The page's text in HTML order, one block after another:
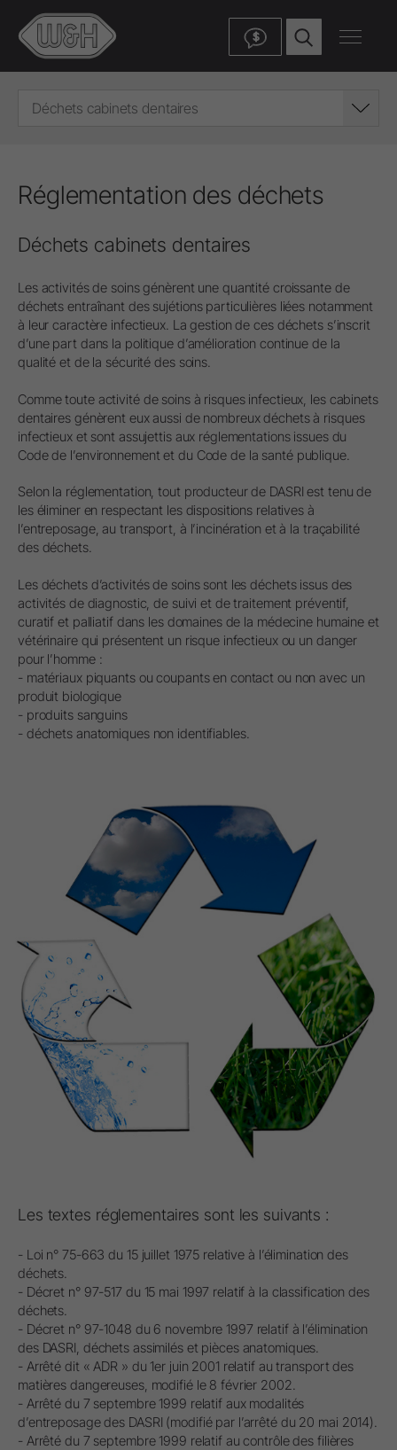
$
Déchets cabinets dentaires
Réglementation des déchets
Déchets cabinets dentaires
Les activités de soins génèrent une quantité croissante de
déchets entraînant des sujétions particulières liées notamment
à leur caractère infectieux. La gestion de ces déchets s’inscrit
d’une part dans la politique d’amélioration continue de la
qualité et de la sécurité des soins.
Comme toute activité de soins à risques infectieux, les cabinets
dentaires génèrent eux aussi de nombreux déchets à risques
infectieux et sont assujettis aux réglementations issues du
Code de l’environnement et du Code de la santé publique.
Selon la réglementation, tout producteur de DASRI est tenu de
les éliminer en respectant les dispositions relatives à
l’entreposage, au transport, à l’incinération et à la traçabilité
des déchets.
Les déchets d’activités de soins sont les déchets issus des
activités de diagnostic, de suivi et de traitement préventif,
curatif et palliatif dans les domaines de la médecine humaine et
vétérinaire qui présentent un risque infectieux ou un danger
pour l’homme :
- matériaux piquants ou coupants en contact ou non avec un
produit biologique
- produits sanguins
- déchets anatomiques non identifiables.
Les textes réglementaires sont les suivants :
- Loi n° 75-663 du 15 juillet 1975 relative à l’élimination des
déchets.
- Décret n° 97-517 du 15 mai 1997 relatif à la classification des
déchets.
- Décret n° 97-1048 du 6 novembre 1997 relatif à l’élimination
des DASRI, déchets assimilés et pièces anatomiques.
- Arrêté dit « ADR » du 1er juin 2001 relatif au transport des
matières dangereuses, modifié le 8 février 2002.
- Arrêté du 7 septembre 1999 relatif aux modalités
d’entreposage des DASRI (modifié par l’arrêté du 20 mai 2014).
- Arrêté du 7 septembre 1999 relatif au contrôle des filières